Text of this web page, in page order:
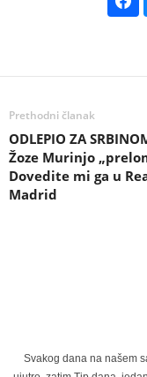
Prethodni članak
ODLEPIO ZA
Žoze Murinjo
Dovedite mi ga u
Madrid
Svakog dana na našem